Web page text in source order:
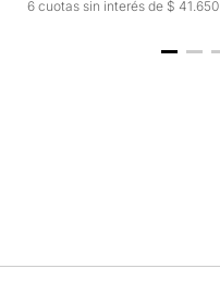
6 cuotas sin interés de $ 41.650